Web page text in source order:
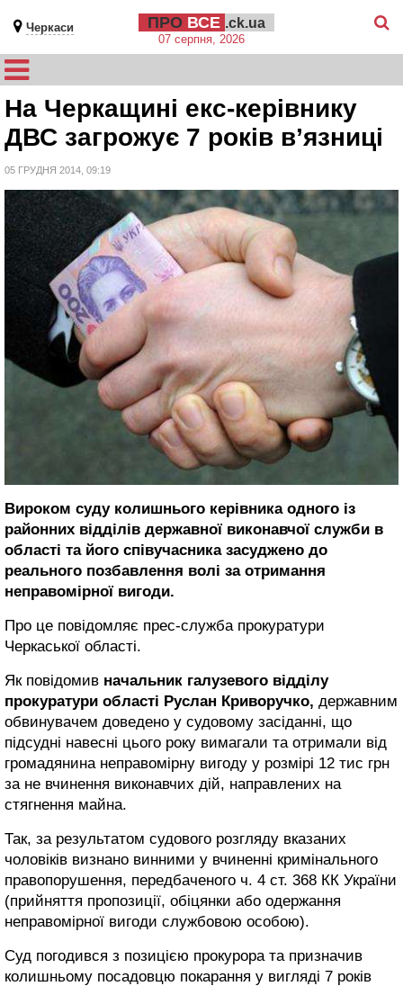
Черкаси ПРО ВСЕ .ck.ua
07 серпня, 2026
На Черкащині екс-керівнику
ДВС загрожує 7 років в’язниці
05 ГРУДНЯ 2014, 09:19
Вироком суду колишнього керівника одного із
районних відділів державної виконавчої служби в
області та його співучасника засуджено до
реального позбавлення волі за отримання
неправомірної вигоди.
Про це повідомляє прес-служба прокуратури
Черкаської області.
Як повідомив начальник галузевого відділу
прокуратури області Руслан Криворучко, державним
обвинувачем доведено у судовому засіданні, що
підсудні навесні цього року вимагали та отримали від
громадянина неправомірну вигоду у розмірі 12 тис грн
за не вчинення виконавчих дій, направлених на
стягнення майна.
Так, за результатом судового розгляду вказаних
чоловіків визнано винними у вчиненні кримінального
правопорушення, передбаченого ч. 4 ст. 368 КК України
(прийняття пропозиції, обіцянки або одержання
неправомірної вигоди службовою особою).
Суд погодився з позицією прокурора та призначив
колишньому посадовцю покарання у вигляді 7 років